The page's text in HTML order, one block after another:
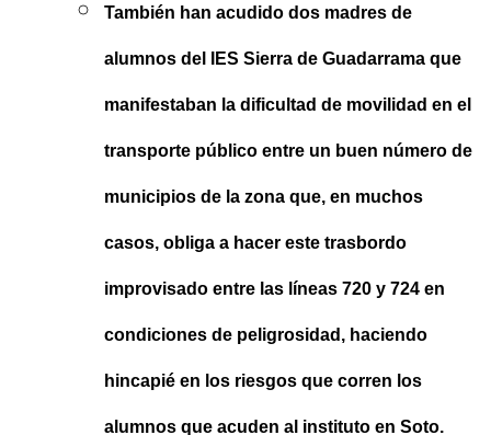
También han acudido dos madres de
alumnos del IES Sierra de Guadarrama que
manifestaban la dificultad de movilidad en el
transporte público entre un buen número de
municipios de la zona que, en muchos
casos, obliga a hacer este trasbordo
improvisado entre las líneas 720 y 724 en
condiciones de peligrosidad, haciendo
hincapié en los riesgos que corren los
alumnos que acuden al instituto en Soto.